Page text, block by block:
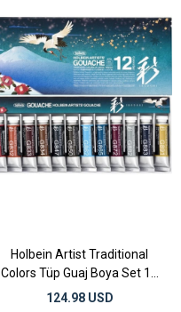
Holbein Artist Traditional
Colors Tüp Guaj Boya Set 15
ml x 12 Renk Winter
124.98 USD